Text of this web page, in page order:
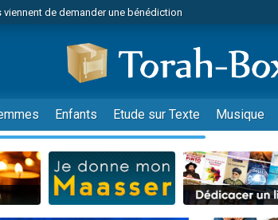
viennent de demander une bénédiction
places pour étudier en groupe sur Zoom
de nous rejoindre sur WhatsApp
de demander une bénédiction
places pour étudier en groupe sur Zoom
de nous rejoindre sur WhatsApp
de nous rejoindre sur WhatsApp
viennent de faire un don pour Reloger Rivka, 6 enfants,
Enfants Etude sur Texte Musique